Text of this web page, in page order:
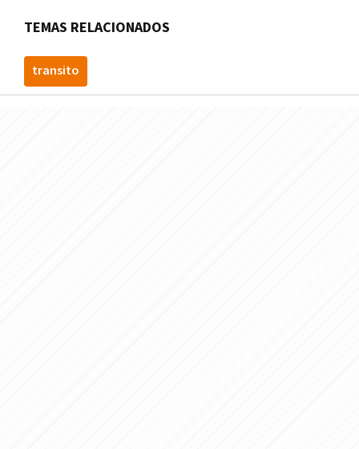
TEMAS RELACIONADOS
transito